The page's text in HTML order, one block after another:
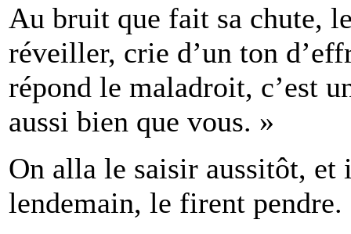
Au bruit que fait sa chute,
réveiller, crie d’un ton
répond le maladroit, c’est
aussi bien que vous. »
On alla le saisir aussitôt,
lendemain, le firent pendre.